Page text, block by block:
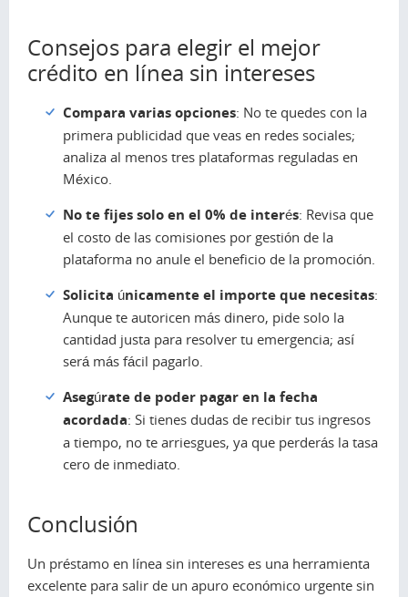
Consejos para elegir el mejor
crédito en línea sin intereses
Compara varias opciones: No te quedes con la
primera publicidad que veas en redes sociales;
analiza al menos tres plataformas reguladas en
México.
No te fijes solo en el 0% de interés: Revisa que
el costo de las comisiones por gestión de la
plataforma no anule el beneficio de la promoción.
Solicita únicamente el importe que necesitas:
Aunque te autoricen más dinero, pide solo la
cantidad justa para resolver tu emergencia; así
será más fácil pagarlo.
Asegúrate de poder pagar en la fecha
acordada: Si tienes dudas de recibir tus ingresos
a tiempo, no te arriesgues, ya que perderás la tasa
cero de inmediato.
Conclusión
Un préstamo en línea sin intereses es una herramienta
excelente para salir de un apuro económico urgente sin